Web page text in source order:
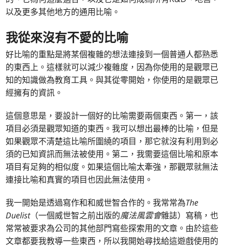
以及更多其他地方的通用比喻。
我從來沒有不愛的比喻
好比喻的重點是將某個複雜的想法連接到一個普通人都熟悉
的東西上。這樣就可以減少複雜度，因為你使用的是觀眾已
知的知識做為教育工具。與其從零開始，你使用的是觀眾已
經擁有的資訊。
這個意思是，要設計一個好的比喻需要兩個東西。第一，該
項目必須是觀眾知道的東西。我可以想出最棒的比喻，但是
如果觀眾不清楚這比喻所圍繞的項目，那它就沒有利用到必
須的已知資訊而無法被使用。第二，我需要這個比喻和原本
項目有足夠的相似度。如果這個比喻太牽強，那觀眾就無法
連接比喻和真實的項目也因此無法使用。
我一開始是透過寫作和和威世智合作的。我常常為The
Duelist（一個威世智之前出版的魔法風雲會雜誌）寫稿，也
常常被要求為公司的其他部門寫些探索用的文章。由於這些
文章都要我教導一些東西，所以我開始尋找給這遊戲使用的